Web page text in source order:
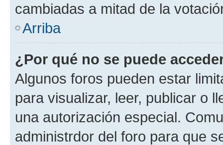
cambiadas a mitad de la
Arriba
¿Por qué no se puede
Algunos foros pueden estar
para visualizar, leer, publicar o
una autorización especial.
administrdor del foro para que